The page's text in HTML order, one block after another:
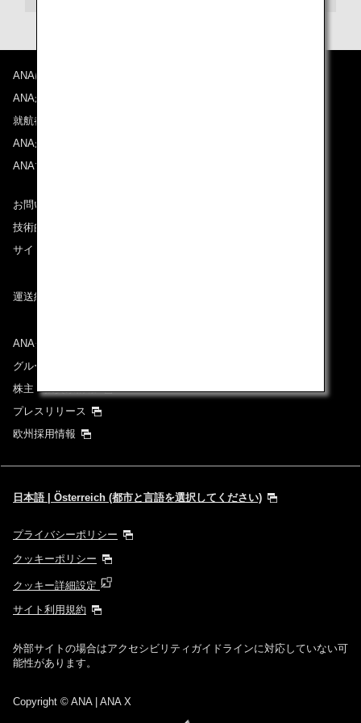
ANAについて
ANAからのお知らせ
就航都市
ANAがお約束する体験
ANAマイレージクラブ
お問い合わせ
技術的なお問い合わせ（推奨環境）
サイトマップ
運送約款
ANAグループについて
グループ企業一覧
株主・投資家情報
プレスリリース
欧州採用情報
日本語 | Österreich (都市と言語を選択してください)
プライバシーポリシー
クッキーポリシー
クッキー詳細設定
サイト利用規約
外部サイトの場合はアクセシビリティガイドラインに対応していない可
能性があります。
Copyright © ANA | ANA X